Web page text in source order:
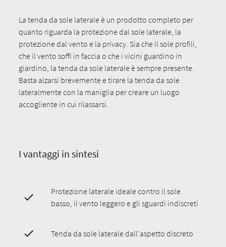
La tenda da sole laterale è un prodotto completo per
quanto riguarda la protezione dal sole laterale, la
protezione dal vento e la privacy. Sia che il sole profili,
che il vento soffi in faccia o che i vicini guardino in
giardino, la tenda da sole laterale è sempre presente.
Basta alzarsi brevemente e tirare la tenda da sole
lateralmente con la maniglia per creare un luogo
accogliente in cui rilassarsi.
I vantaggi in sintesi
Protezione laterale ideale contro il sole
basso, il vento leggero e gli sguardi indiscreti
Tenda da sole laterale dall'aspetto discreto